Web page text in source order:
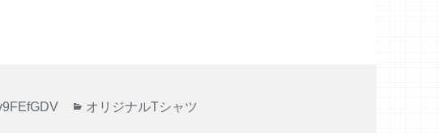
カ
オリジナルTシャツ